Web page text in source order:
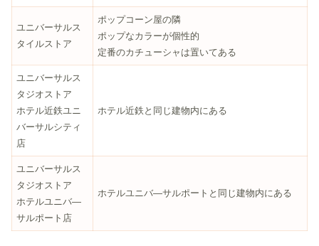
ユニバーサルス
タイルストア
ポップコーン屋の隣
ポップなカラーが個性的
定番のカチューシャは置いてある
ユニバーサルス
タジオストア
ホテル近鉄ユニ
バーサルシティ
店
ホテル近鉄と同じ建物内にある
ユニバーサルス
タジオストア
ホテルユニバ―
サルポート店
ホテルユニバ―サルポートと同じ建物内にある